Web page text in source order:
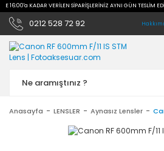
16:00'a KADAR VERİLEN SİPARİŞLERİNİZ AYNI GÜN TESLİM
0212 528 72 92
Anasayfa LENSLER Aynasız Lensler